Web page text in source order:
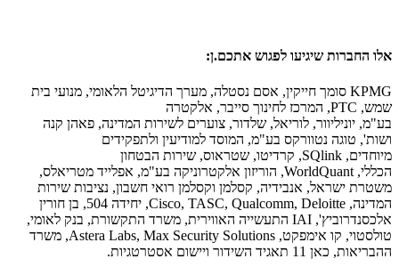
אלו החברות שיגיעו לפגוש אתכם.ן:
KPMG סומך חייקין, אסם נסטלה, מערך הדיגיטל הלאומי, מנועי בית
שמש, PTC, המרכז לחינוך סייבר, אלקטרה
בע"מ, יוניליוור, לוריאל, שלדור, צוערים לשירות המדינה, פאהן קנה
ושות', טוגה נטוורקס בע"מ, המוסד למודיעין ולתפקידים
מיוחדים, SQlink, קרדיטו, שטראוס, שירות הבטחון
הכללי, WorldQuant, הוריזון אלקטרוניקה בע"מ, אפלייד מטריאלס,
משטרת ישראל, אנבידיה, קסלמן וקסלמן רואי חשבון, נציבות שירות
המדינה, Cisco, TASC, Qualcomm, Deloitte, יחידה 504, בן חורין
אלכסנדרוביץ', IAI התעשייה האווירית, משרד התקשורת, בנק לאומי,
טולסטוי, קו אימפקט, Astera Labs, Max Security Solutions, משרד
ההבריאות, כאן 11 תאגיד השידור ויישום אסטרטגיות.